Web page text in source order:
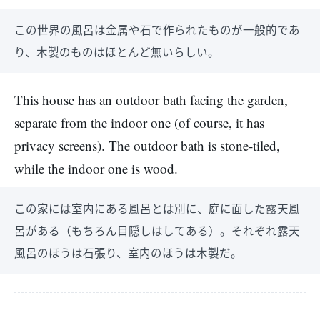
この世界の風呂は金属や石で作られたものが一般的であ
り、木製のものはほとんど無いらしい。
This house has an outdoor bath facing the garden,
separate from the indoor one (of course, it has
privacy screens). The outdoor bath is stone-tiled,
while the indoor one is wood.
この家には室内にある風呂とは別に、庭に面した露天風
呂がある（もちろん目隠しはしてある）。それぞれ露天
風呂のほうは石張り、室内のほうは木製だ。